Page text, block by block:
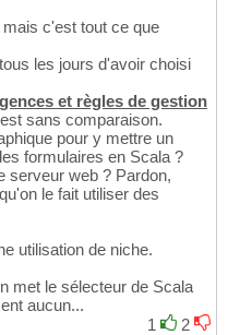
c'est tout ce que
les jours d'avoir choisi
et règles de gestion
sans comparaison.
pour y mettre un
formulaires en Scala ?
serveur web ? Pardon,
le fait utiliser des
utilisation de niche.
met le sélecteur de Scala
aucun...
1
2